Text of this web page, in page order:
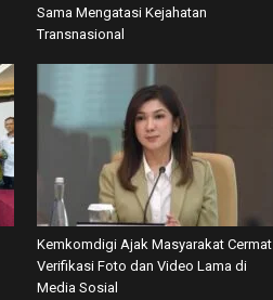
Sama Mengatasi Kejahatan
Transnasional
Kemkomdigi Ajak Masyarakat Cermat
Verifikasi Foto dan Video Lama di
Media Sosial